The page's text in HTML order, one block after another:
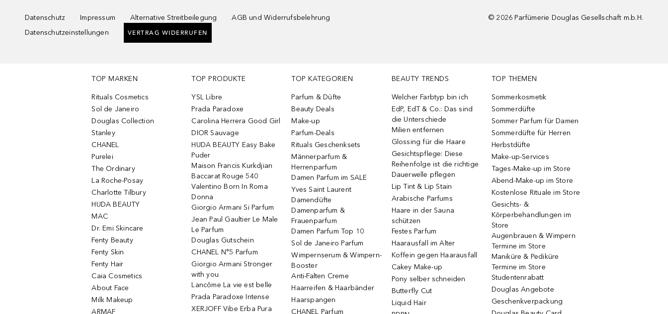
Datenschutz Impressum Alternative Streitbeilegung
AGB und Widerrufsbelehrung
Datenschutzeinstellungen
VERTRAG WIDERRUFEN
© 2026 Parfümerie Douglas Gesellschaft m.b.H.
TOP MARKEN
Rituals Cosmetics
Sol de Janeiro
Douglas Collection
Stanley
CHANEL
Purelei
The Ordinary
La Roche-Posay
Charlotte Tilbury
HUDA BEAUTY
MAC
Dr. Emi Skincare
Fenty Beauty
Fenty Skin
Fenty Hair
Caia Cosmetics
About Face
Milk Makeup
ARMAF
TOP PRODUKTE
YSL Libre
Prada Paradoxe
Carolina Herrera Good Girl
DIOR Sauvage
HUDA BEAUTY Easy Bake
Puder
Maison Francis Kurkdjian
Baccarat Rouge 540
Valentino Born In Roma
Donna
Giorgio Armani Si Parfum
Jean Paul Gaultier Le Male
Le Parfum
Douglas Gutschein
CHANEL N°5 Parfum
Giorgio Armani Stronger
with you
Lancôme La vie est belle
Prada Paradoxe Intense
XERJOFF Vibe Erba Pura
TOP KATEGORIEN
Parfum & Düfte
Beauty Deals
Make-up
Parfum-Deals
Rituals Geschenksets
Männerparfum &
Herrenparfum
Damen Parfum im SALE
Yves Saint Laurent
Damendüfte
Damenparfum &
Frauenparfum
Damen Parfum Top 10
Sol de Janeiro Parfum
Wimpernserum & Wimpern-
Booster
Anti-Falten Creme
Haarreifen & Haarbänder
Haarspangen
CHANEL Parfum
BEAUTY TRENDS
Welcher Farbtyp bin ich
EdP, EdT & Co.: Das sind
die Unterschiede
Milien entfernen
Glossing für die Haare
Gesichtspflege: Diese
Reihenfolge ist die richtige
Dauerwelle pflegen
Lip Tint & Lip Stain
Arabische Parfums
Haare in der Sauna
schützen
Festes Parfum
Haarausfall im Alter
Koffein gegen Haarausfall
Cakey Make-up
Pony selber schneiden
Butterfly Cut
Liquid Hair
TOP THEMEN
Sommerkosmetik
Sommerdüfte
Sommer Parfum für Damen
Sommerdüfte für Herren
Herbstdüfte
Make-up-Services
Tages-Make-up im Store
Abend-Make-up im Store
Kostenlose Rituale im Store
Gesichts- &
Körperbehandlungen im
Store
Augenbrauen & Wimpern
Termine im Store
Maniküre & Pediküre
Termine im Store
Studentenrabatt
Douglas Angebote
Geschenkverpackung